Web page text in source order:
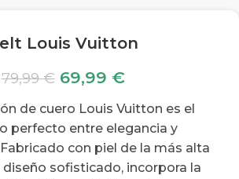
Louis Vuitton
79,99€ 69,99 €
de cuero Louis Vuitton es el
perfecto entre elegancia y
con piel de la más alta
diseño sofisticado, incorpora la